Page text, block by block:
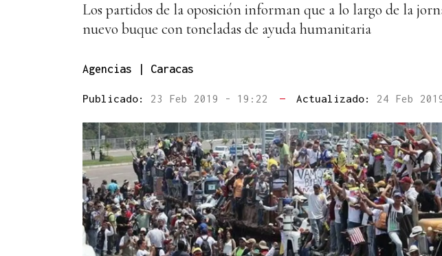
Los partidos de la oposición informan que a lo largo de la
nuevo buque con toneladas de ayuda humanitaria
Agencias | Caracas
Publicado: 23 Feb 2019 - 19:22 — Actualizado: 24 Feb